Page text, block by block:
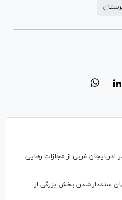
غربی از مجازات رهایی
سنددار شدن بخش بزرگی از